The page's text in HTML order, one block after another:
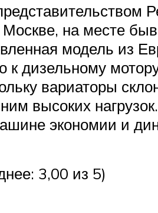
на месте
модель из
к дизельному
вариаторы
высоких
экономии и
3,00 из 5)